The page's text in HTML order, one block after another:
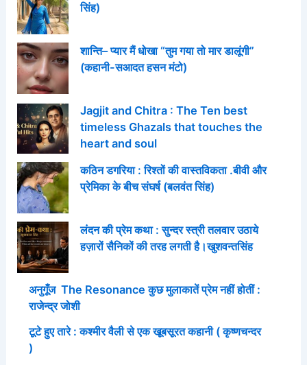
सिंह)
शान्ति– प्यार मैं धोखा “तुम गया तो मार डालूंगी”
(कहानी-सआदत हसन मंटो)
Jagjit and Chitra : The Ten best
timeless Ghazals that touches the
heart and soul
कठिन डगरिया : रिश्तों की वास्तविकता .बीवी और
प्रेमिका के बीच संघर्ष (बलवंत सिंह)
लंदन की प्रेम कथा : सुन्दर स्त्री तलवार उठाये
हज़ारों सैनिकों की तरह लगती है।खुशवन्तसिंह
अनुगूँज The Resonance कुछ मुलाकातें प्रेम नहीं होतीं :
राजेन्द्र जोशी
टूटे हुए तारे : कश्मीर वैली से एक खूबसूरत कहानी ( कृष्णचन्दर
)